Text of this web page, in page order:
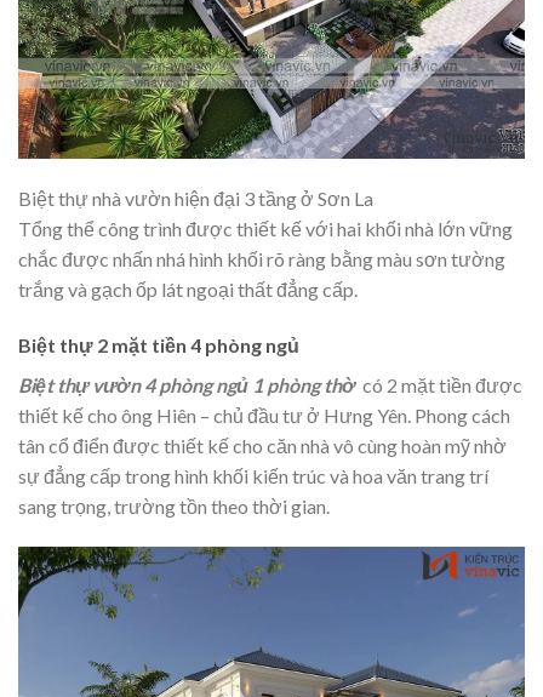
Biệt thự nhà vườn hiện đại 3 tầng ở Sơn La
Tổng thể công trình được thiết kế với hai khối nhà lớn vững
chắc được nhấn nhá hình khối rõ ràng bằng màu sơn tường
trắng và gạch ốp lát ngoại thất đẳng cấp.
Biệt thự 2 mặt tiền 4 phòng ngủ
Biệt thự vườn 4 phòng ngủ 1 phòng thờ có 2 mặt tiền được
thiết kế cho ông Hiên – chủ đầu tư ở Hưng Yên. Phong cách
tân cổ điển được thiết kế cho căn nhà vô cùng hoàn mỹ nhờ
sự đẳng cấp trong hình khối kiến trúc và hoa văn trang trí
sang trọng, trường tồn theo thời gian.